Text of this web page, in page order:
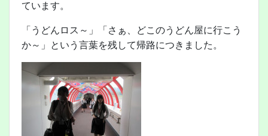
ています。
「うどんロス～」「さぁ、どこのうどん屋に行こう
か～」という言葉を残して帰路につきました。